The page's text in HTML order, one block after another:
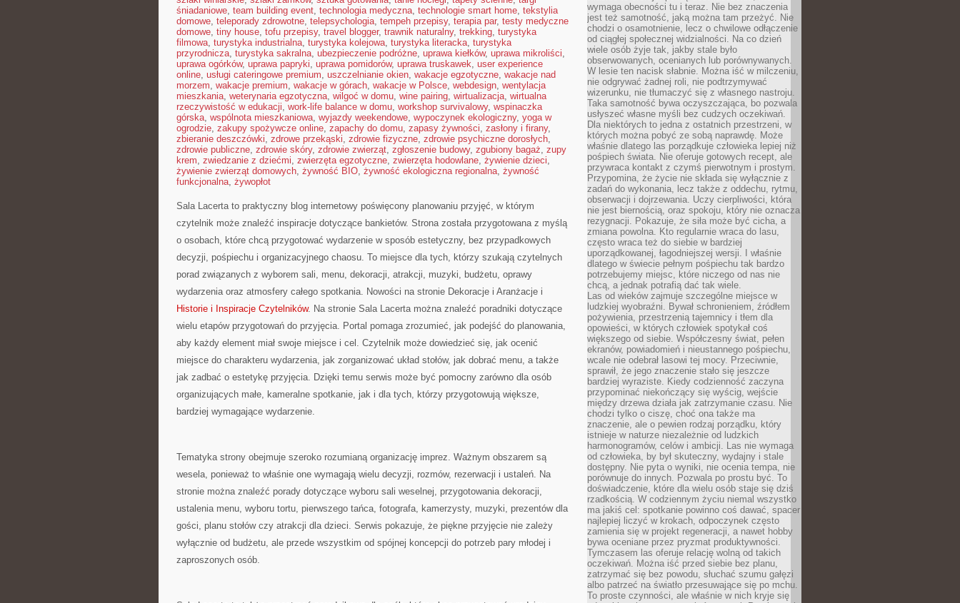
śniadaniowe, team building event, technologia medyczna, technologie smart home, tekstylia
domowe, teleporady zdrowotne, telepsychologia, tempeh przepisy, terapia par, testy medyczne
domowe, tiny house, tofu przepisy, travel blogger, trawnik naturalny, trekking, turystyka
filmowa, turystyka industrialna, turystyka kolejowa, turystyka literacka, turystyka
przyrodnicza, turystyka sakralna, ubezpieczenie podróżne, uprawa kiełków, uprawa mikroliści,
uprawa ogórków, uprawa papryki, uprawa pomidorów, uprawa truskawek, user experience
online, usługi cateringowe premium, uszczelnianie okien, wakacje egzotyczne, wakacje nad
morzem, wakacje premium, wakacje w górach, wakacje w Polsce, webdesign, wentylacja
mieszkania, weterynaria egzotyczna, wilgoć w domu, wine pairing, wirtualizacja, wirtualna
rzeczywistość w edukacji, work-life balance w domu, workshop survivalowy, wspinaczka
górska, wspólnota mieszkaniowa, wyjazdy weekendowe, wypoczynek ekologiczny, yoga w
ogrodzie, zakupy spożywcze online, zapachy do domu, zapasy żywności, zasłony i firany,
zbieranie deszczówki, zdrowe przekąski, zdrowie fizyczne, zdrowie psychiczne dorosłych,
zdrowie publiczne, zdrowie skóry, zdrowie zwierząt, zgłoszenie budowy, zgubiony bagaż, zupy
krem, zwiedzanie z dziećmi, zwierzęta egzotyczne, zwierzęta hodowlane, żywienie dzieci,
żywienie zwierząt domowych, żywność BIO, żywność ekologiczna regionalna, żywność
funkcjonalna, żywopłot
Sala Lacerta to praktyczny blog internetowy poświęcony planowaniu przyjęć, w którym
czytelnik może znaleźć inspiracje dotyczące bankietów. Strona została przygotowana z myślą
o osobach, które chcą przygotować wydarzenie w sposób estetyczny, bez przypadkowych
decyzji, pośpiechu i organizacyjnego chaosu. To miejsce dla tych, którzy szukają czytelnych
porad związanych z wyborem sali, menu, dekoracji, atrakcji, muzyki, budżetu, oprawy
wydarzenia oraz atmosfery całego spotkania. Nowości na stronie Dekoracje i Aranżacje i
Historie i Inspiracje Czytelników. Na stronie Sala Lacerta można znaleźć poradniki dotyczące
wielu etapów przygotowań do przyjęcia. Portal pomaga zrozumieć, jak podejść do planowania,
aby każdy element miał swoje miejsce i cel. Czytelnik może dowiedzieć się, jak ocenić
miejsce do charakteru wydarzenia, jak zorganizować układ stołów, jak dobrać menu, a także
jak zadbać o estetykę przyjęcia. Dzięki temu serwis może być pomocny zarówno dla osób
organizujących małe, kameralne spotkanie, jak i dla tych, którzy przygotowują większe,
bardziej wymagające wydarzenie.
Tematyka strony obejmuje szeroko rozumianą organizację imprez. Ważnym obszarem są
wesela, ponieważ to właśnie one wymagają wielu decyzji, rozmów, rezerwacji i ustaleń. Na
stronie można znaleźć porady dotyczące wyboru sali weselnej, przygotowania dekoracji,
ustalenia menu, wyboru tortu, pierwszego tańca, fotografa, kamerzysty, muzyki, prezentów dla
gości, planu stołów czy atrakcji dla dzieci. Serwis pokazuje, że piękne przyjęcie nie zależy
wyłącznie od budżetu, ale przede wszystkim od spójnej koncepcji do potrzeb pary młodej i
zaproszonych osób.
wymaga obecności tu i teraz. Nie bez znaczenia
jest też samotność, jaką można tam przeżyć. Nie
chodzi o osamotnienie, lecz o chwilowe odłączenie
od ciągłej społecznej widzialności. Na co dzień
wiele osób żyje tak, jakby stale było
obserwowanych, ocenianych lub porównywanych.
W lesie ten nacisk słabnie. Można iść w milczeniu,
nie odgrywać żadnej roli, nie podtrzymywać
wizerunku, nie tłumaczyć się z własnego nastroju.
Taka samotność bywa oczyszczająca, bo pozwala
usłyszeć własne myśli bez cudzych oczekiwań.
Dla niektórych to jedna z ostatnich przestrzeni, w
których można pobyć ze sobą naprawdę. Może
właśnie dlatego las porządkuje człowieka lepiej niż
pośpiech świata. Nie oferuje gotowych recept, ale
przywraca kontakt z czymś pierwotnym i prostym.
Przypomina, że życie nie składa się wyłącznie z
zadań do wykonania, lecz także z oddechu, rytmu,
obserwacji i dojrzewania. Uczy cierpliwości, która
nie jest biernością, oraz spokoju, który nie oznacza
rezygnacji. Pokazuje, że siła może być cicha, a
zmiana powolna. Kto regularnie wraca do lasu,
często wraca też do siebie w bardziej
uporządkowanej, łagodniejszej wersji. I właśnie
dlatego w świecie pełnym pośpiechu tak bardzo
potrzebujemy miejsc, które niczego od nas nie
chcą, a jednak potrafią dać tak wiele.
Las od wieków zajmuje szczególne miejsce w
ludzkiej wyobraźni. Bywał schronieniem, źródłem
pożywienia, przestrzenią tajemnicy i tłem dla
opowieści, w których człowiek spotykał coś
większego od siebie. Współczesny świat, pełen
ekranów, powiadomień i nieustannego pośpiechu,
wcale nie odebrał lasowi tej mocy. Przeciwnie,
sprawił, że jego znaczenie stało się jeszcze
bardziej wyraziste. Kiedy codzienność zaczyna
przypominać niekończący się wyścig, wejście
między drzewa działa jak zatrzymanie czasu. Nie
chodzi tylko o ciszę, choć ona także ma
znaczenie, ale o pewien rodzaj porządku, który
istnieje w naturze niezależnie od ludzkich
harmonogramów, celów i ambicji. Las nie wymaga
od człowieka, by był skuteczny, wydajny i stale
dostępny. Nie pyta o wyniki, nie ocenia tempa, nie
porównuje do innych. Pozwala po prostu być. To
doświadczenie, które dla wielu osób staje się dziś
rzadkością. W codziennym życiu niemal wszystko
ma jakiś cel: spotkanie powinno coś dawać, spacer
najlepiej liczyć w krokach, odpoczynek często
zamienia się w projekt regeneracji, a nawet hobby
bywa oceniane przez pryzmat produktywności.
Tymczasem las oferuje relację wolną od takich
oczekiwań. Można iść przed siebie bez planu,
zatrzymać się bez powodu, słuchać szumu gałęzi
albo patrzeć na światło przesuwające się po mchu.
To proste czynności, ale właśnie w nich kryje się